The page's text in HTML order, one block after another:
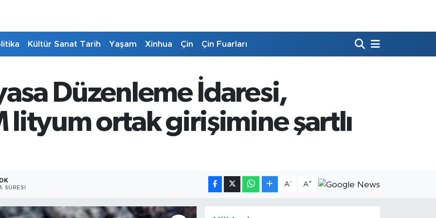
Kültür Sanat Tarih Yaşam Xinhua Çin Çin Fuarları
Düzenleme İdaresi,
lityum ortak girişimine şartlı
SÜRESI
A- A+